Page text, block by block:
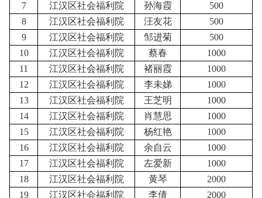
7 江汉区社会福利院 孙海霞
500
8
江汉区社会福利院 汪友花
500
9
江汉区社会福利院 邹进菊
500
10
江汉区社会福利院 蔡春
1000
11
江汉区社会福利院 褚丽霞
1000
12
江汉区社会福利院 李未娣
1000
13
江汉区社会福利院 王芝明
1000
14
江汉区社会福利院 肖慧思
1000
15
江汉区社会福利院 杨红艳
1000
16
江汉区社会福利院 余自云
1000
17
江汉区社会福利院 左爱新
1000
18
江汉区社会福利院 黄琴
2000
19
江汉区社会福利院 李倩
2000